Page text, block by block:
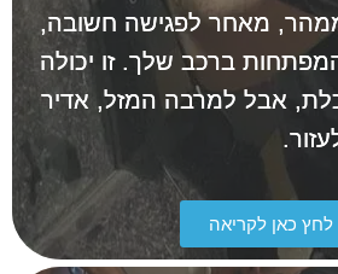
מאחר לפגישה חשובה,
ברכב שלך. זו יכולה
אבל למרבה המזל, אדיר
לחץ כאן לקריאה